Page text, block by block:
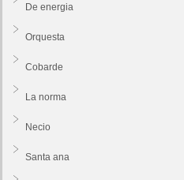
De energia
Orquesta
Cobarde
La norma
Necio
Santa ana